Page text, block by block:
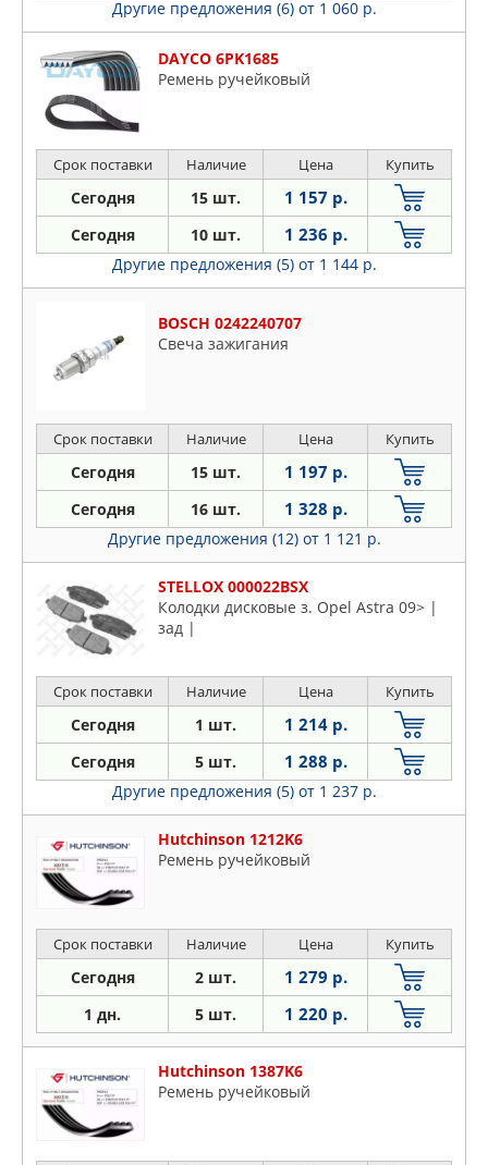
Другие предложения (6) от 1 060 р.
DAYCO 6PK1685
Ремень ручейковый
Срок поставки Наличие Цена Купить
Сегодня 15 шт. 1 157 р.
Сегодня 10 шт. 1 236 р.
Другие предложения (5) от 1 144 р.
BOSCH 0242240707
Свеча зажигания
Срок поставки Наличие Цена Купить
Сегодня 15 шт. 1 197 р.
Сегодня 16 шт. 1 328 р.
Другие предложения (12) от 1 121 р.
STELLOX 000022BSX
Колодки дисковые з. Opel Astra 09> |
зад |
Срок поставки Наличие Цена Купить
Сегодня 1 шт. 1 214 р.
Сегодня 5 шт. 1 288 р.
Другие предложения (5) от 1 237 р.
Hutchinson 1212K6
Ремень ручейковый
Срок поставки Наличие Цена Купить
Сегодня 2 шт. 1 279 р.
1 дн. 5 шт. 1 220 р.
Hutchinson 1387K6
Ремень ручейковый